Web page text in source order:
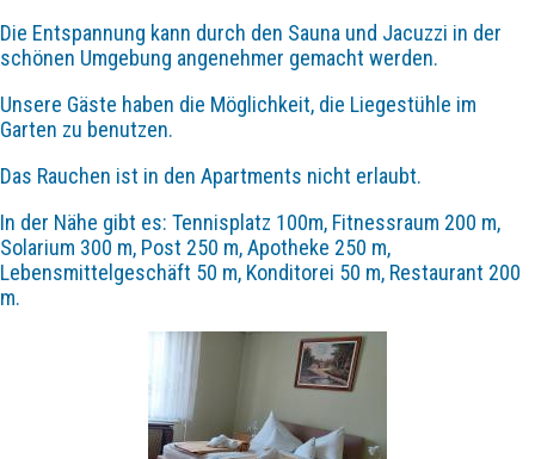
Die Entspannung kann durch den Sauna und Jacuzzi in der
schönen Umgebung angenehmer gemacht werden.
Unsere Gäste haben die Möglichkeit, die Liegestühle im
Garten zu benutzen.
Das Rauchen ist in den Apartments nicht erlaubt.
In der Nähe gibt es: Tennisplatz 100m, Fitnessraum 200 m,
Solarium 300 m, Post 250 m, Apotheke 250 m,
Lebensmittelgeschäft 50 m, Konditorei 50 m, Restaurant 200
m.